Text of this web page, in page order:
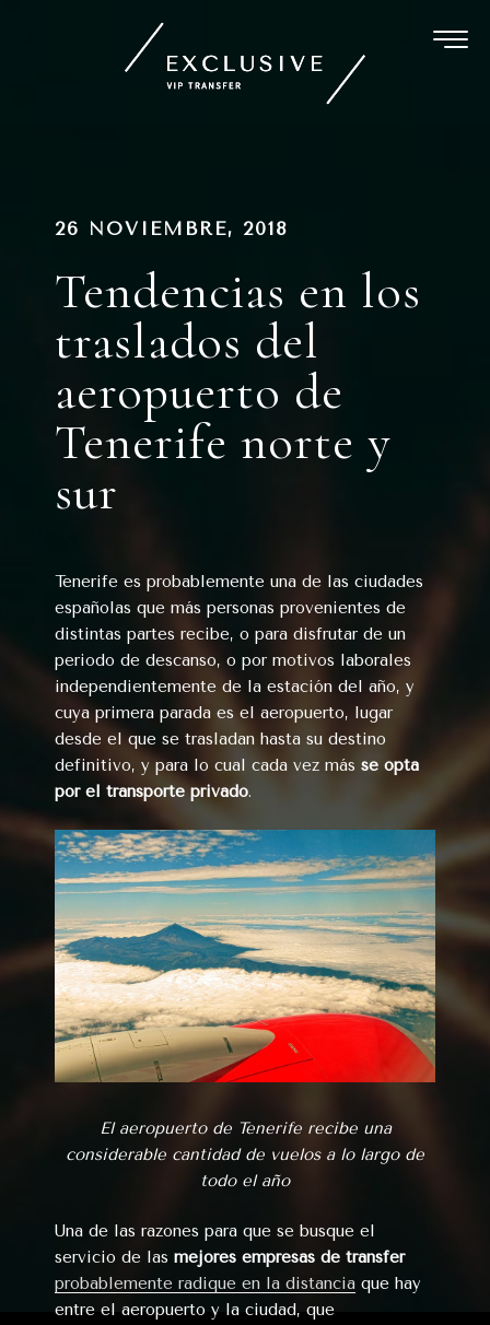
26 NOVIEMBRE, 2018
Tendencias en los
traslados del
aeropuerto de
Tenerife norte y
sur
Tenerife es probablemente una de las ciudades
españolas que más personas provenientes de
distintas partes recibe, o para disfrutar de un
periodo de descanso, o por motivos laborales
independientemente de la estación del año, y
cuya primera parada es el aeropuerto, lugar
desde el que se trasladan hasta su destino
definitivo, y para lo cual cada vez más se opta
por el transporte privado.
El aeropuerto de Tenerife recibe una
considerable cantidad de vuelos a lo largo de
todo el año
Una de las razones para que se busque el
servicio de las mejores empresas de transfer
probablemente radique en la distancia que hay
entre el aeropuerto y la ciudad, que
Navegación
entradas